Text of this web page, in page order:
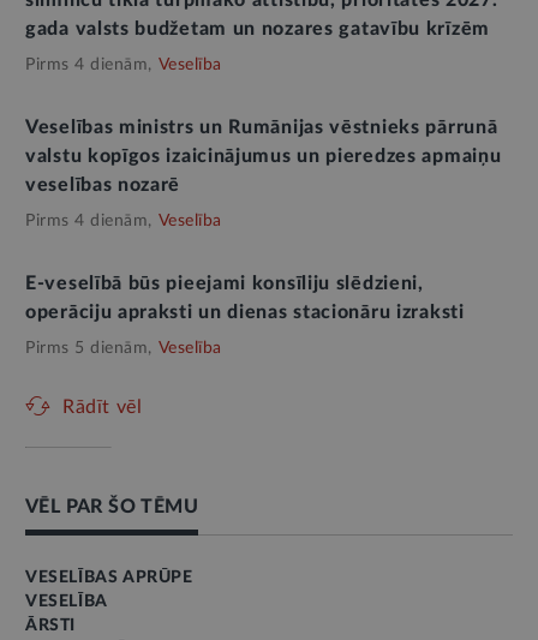
gada valsts budžetam un nozares gatavību krīzēm
Pirms 4 dienām, Veselība
Veselības ministrs un Rumānijas vēstnieks pārrunā
valstu kopīgos izaicinājumus un pieredzes apmaiņu
veselības nozarē
Pirms 4 dienām, Veselība
E-veselībā būs pieejami konsīliju slēdzieni,
operāciju apraksti un dienas stacionāru izraksti
Pirms 5 dienām, Veselība
Rādīt vēl
VĒL PAR ŠO TĒMU
VESELĪBAS APRŪPE
VESELĪBA
ĀRSTI